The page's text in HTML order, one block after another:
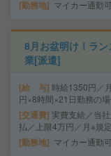
勤務地 マイカー通勤
8月お盆明け！ラ
業[派遣]
給 与 時給1350円／
円×8時間×21日勤務の
交通費 実費支給／当
払／上限4万円／月※規
勤務地 マイカー通勤